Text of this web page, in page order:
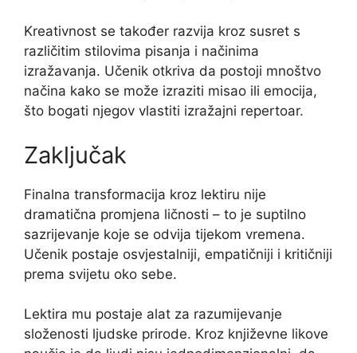
Kreativnost se također razvija kroz susret s
različitim stilovima pisanja i načinima
izražavanja. Učenik otkriva da postoji mnoštvo
načina kako se može izraziti misao ili emocija,
što bogati njegov vlastiti izražajni repertoar.
Zaključak
Finalna transformacija kroz lektiru nije
dramatična promjena ličnosti – to je suptilno
sazrijevanje koje se odvija tijekom vremena.
Učenik postaje osvjestalniji, empatičniji i kritičniji
prema svijetu oko sebe.
Lektira mu postaje alat za razumijevanje
složenosti ljudske prirode. Kroz književne likove